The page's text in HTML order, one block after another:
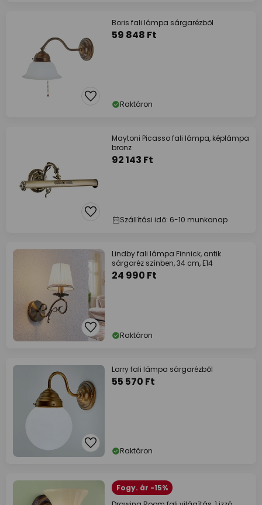
Boris fali lámpa sárgarézből
59 848 Ft
Raktáron
Maytoni Picasso fali lámpa, képlámpa
bronz
92 143 Ft
Szállítási idő: 6-10 munkanap
Lindby fali lámpa Finnick, antik
sárgaréz színben, 34 cm, E14
24 990 Ft
Raktáron
Larry fali lámpa sárgarézből
55 570 Ft
Raktáron
Fogy. ár -15%